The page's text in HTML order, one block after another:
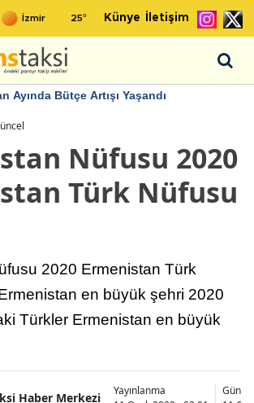
25° Künye İletişim
Ayında Bütçe Artışı Yaşandı
Nüfusu 2020
Türk Nüfusu
2020 Ermenistan Türk
en büyük şehri 2020
Türkler Ermenistan en büyük
Haber Merkezi
Yayınlanma